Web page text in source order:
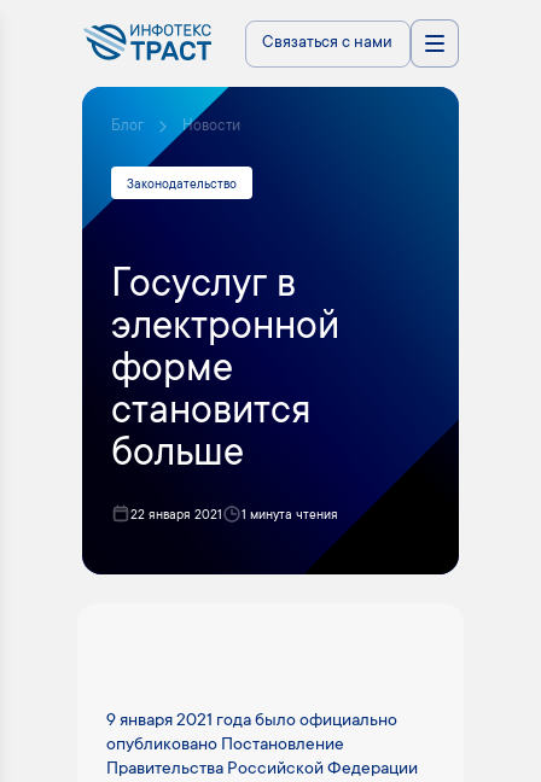
Связаться с нами
Блог Новости
Законодательство
Госуслуг в
электронной
форме
становится
больше
22 января 2021 1 минута чтения
9 января 2021 года было официально
опубликовано Постановление
Правительства Российской Федерации